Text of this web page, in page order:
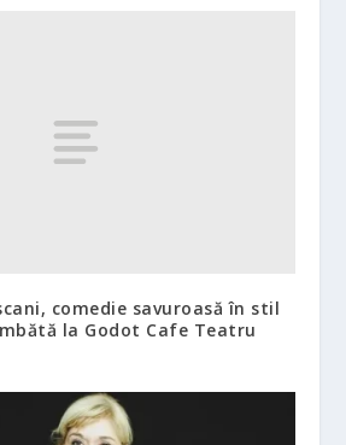
comedie savuroasă în stil
la Godot Cafe Teatru